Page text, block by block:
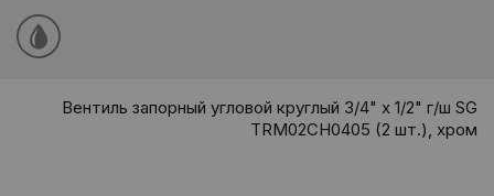
Вентиль запорный угловой круглый 3/4" х 1/2" г/ш SG
TRM02CH0405 (2 шт.), хром